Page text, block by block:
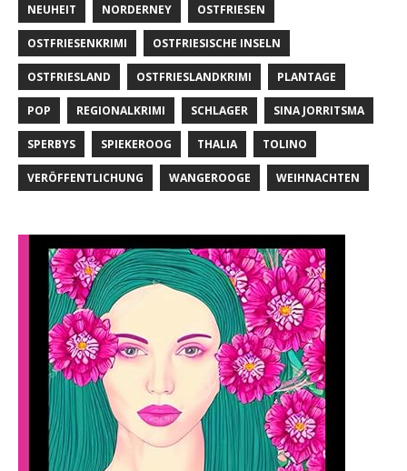
NEUHEIT NORDERNEY OSTFRIESEN
OSTFRIESENKRIMI OSTFRIESISCHE INSELN
OSTFRIESLAND OSTFRIESLANDKRIMI PLANTAGE
POP REGIONALKRIMI SCHLAGER SINA JORRITSMA
SPERBYS SPIEKEROOG THALIA TOLINO
VERÖFFENTLICHUNG WANGEROOGE WEIHNACHTEN